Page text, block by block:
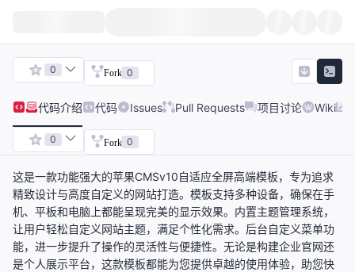
0 Fork 0
代码介绍 代码 Issues Pull Requests 项目讨论 Wiki
0 Fork 0
这是一款功能强大的苹果CMSv10自适应全屏高端模板，专为追求
精致设计与高度自定义的网站打造。模板支持多种设备，确保在手
机、平板和电脑上都能呈现完美的显示效果。内置主题管理系统，
让用户轻松自定义网站主题，满足个性化需求。后台自定义菜单功
能，进一步提升了操作的灵活性与便捷性。无论是构建企业官网还
是个人展示平台，这款模板都能为您提供卓越的使用体验，助您快